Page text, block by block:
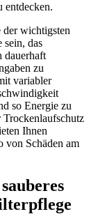
entdecken.
wichtigsten
sein, das
dauerhaft
zu
variabler
so Energie zu
Trockenlaufschutz
Ihnen
von Schäden am